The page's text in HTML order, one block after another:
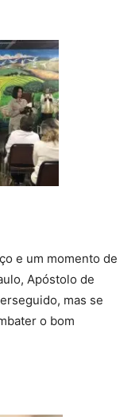
e um momento de
Apóstolo de
mas se
o bom